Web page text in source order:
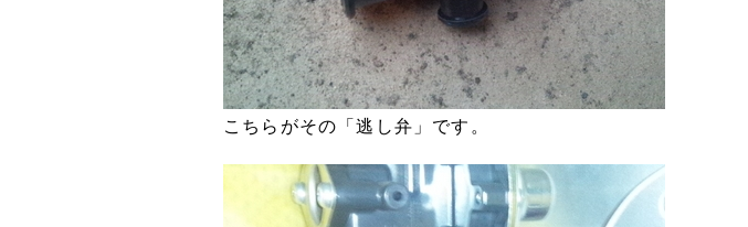
こちらがその「逃し弁」です。